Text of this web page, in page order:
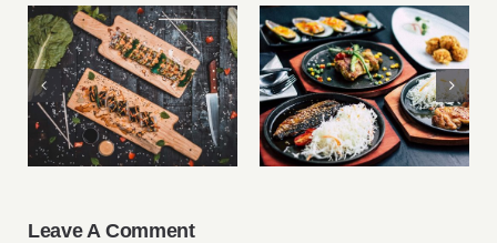
Food Corner: Top
Japanese
Restaurants for
Sushi
Roundup: My
New Favourite
Recipes For
Healthy Living
Leave A Comment